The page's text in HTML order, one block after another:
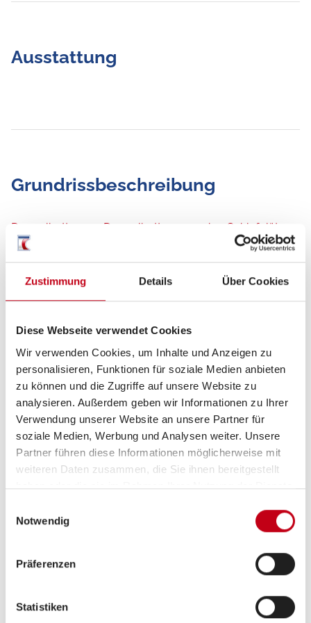
Zustimmung Details Über Cookies
Diese Webseite verwendet Cookies
Wir verwenden Cookies, um Inhalte und Anzeigen zu
personalisieren, Funktionen für soziale Medien anbieten
zu können und die Zugriffe auf unsere Website zu
analysieren. Außerdem geben wir Informationen zu Ihrer
Verwendung unserer Website an unsere Partner für
soziale Medien, Werbung und Analysen weiter. Unsere
Partner führen diese Informationen möglicherweise mit
weiteren Daten zusammen, die Sie ihnen bereitgestellt
haben oder die sie im Rahmen Ihrer Nutzung der Dienste
Notwendig
Präferenzen
Statistiken
Ausstattung
Grundrissbeschreibung
Doppelbett vorn, Doppelbett quer ab 4 Schlafplätze
Schlafplätze
Tag
Nacht